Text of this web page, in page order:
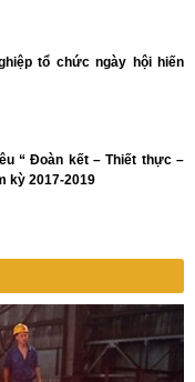
tổ chức ngày hội hiến
“ Đoàn kết – Thiết thực –
kỳ 2017-2019